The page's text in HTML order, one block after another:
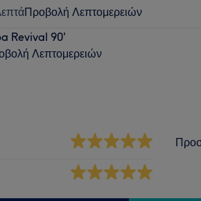
Προβολή Λεπτομερειών
Revival 90'
Λεπτομερειών